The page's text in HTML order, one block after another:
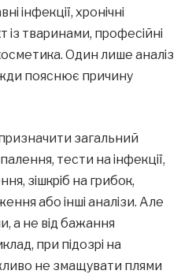
інфекції, хронічні
із тваринами, професійні
Один лише аналіз
пояснює причину
загальний
тести на інфекції,
зішкріб на грибок,
або інші аналізи. Але
а не від бажання
при підозрі на
не змащувати плями